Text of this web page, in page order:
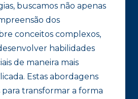
buscamos não apenas
dos
conceitos complexos,
habilidades
de maneira mais
Estas abordagens
para transformar a forma